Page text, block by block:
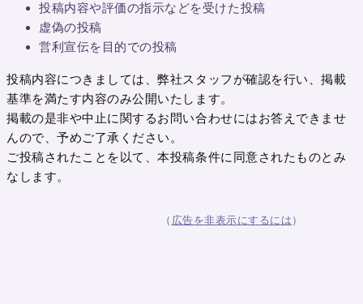
投稿内容や評価の指示などを受けた投稿
虚偽の投稿
営利宣伝を目的での投稿
投稿内容につきましては、弊社スタッフが確認を行い、掲載
基準を満たす内容のみ公開いたします。
掲載の是非や中止に関するお問い合わせにはお答えできませ
んので、予めご了承ください。
ご投稿されたことを以て、本投稿条件に同意されたものとみ
なします。
（ 広告を非表示にするには ）